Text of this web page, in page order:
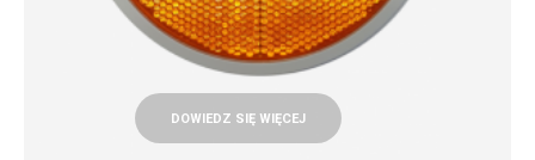
DOWIEDZ SIĘ WIĘCEJ